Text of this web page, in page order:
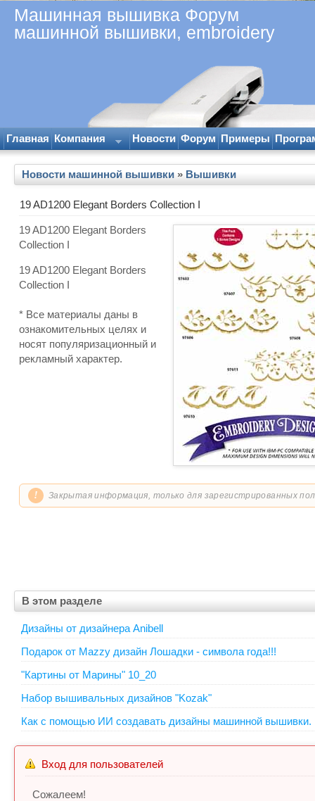
Машинная вышивка Форум
машинной вышивки, embroidery
Главная Компания Новости Форум Примеры
Новости машинной вышивки » Вышивки
19 AD1200 Elegant Borders Collection I
19 AD1200 Elegant Borders
Collection I
19 AD1200 Elegant Borders
Collection I
* Все материалы даны в
ознакомительных целях и
носят популяризационный и
рекламный характер.
! Закрытая информация, только для зарегистрированных
В этом разделе
Дизайны от дизайнера Anibell
Подарок от Mazzy дизайн Лошадки - символа года!!!
"Картины от Марины" 10_20
Набор вышивальных дизайнов "Kozak"
Как с помощью ИИ создавать дизайны машинной вышивки.
Вход для пользователей
Сожалеем!